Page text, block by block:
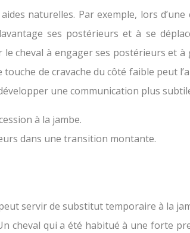
naturelles. Par exemple, lors
ses postérieurs et à se
cheval à engager ses postérieurs et
de cravache du côté faible peut
une communication plus
à la jambe.
dans une transition montante.
servir de substitut temporaire à la
cheval qui a été habitué à une forte